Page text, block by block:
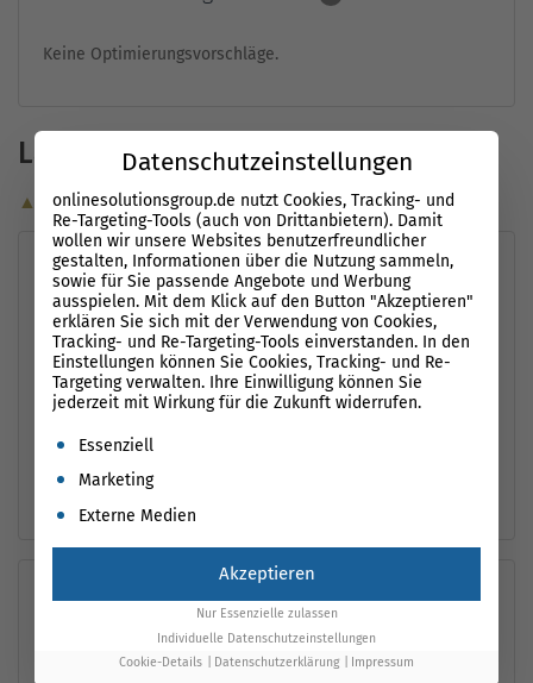
Keine Optimierungsvorschläge.
Ladezeiten (Mobile)
▲ Optimierungsvorschläge
Leistungsmessung i
First Contentful Paint 0,8 s Time to Interactive
Speed Index 0,8 s
Largest Contentful
Paint
Performance-Möglichkeiten i
Keine Optimierungsvorschläge.
Datenschutzeinstellungen
onlinesolutionsgroup.de nutzt Cookies, Tracking- und
Re-Targeting-Tools (auch von Drittanbietern). Damit
wollen wir unsere Websites benutzerfreundlicher
gestalten, Informationen über die Nutzung sammeln,
sowie für Sie passende Angebote und Werbung
ausspielen. Mit dem Klick auf den Button "Akzeptieren"
erklären Sie sich mit der Verwendung von Cookies,
Tracking- und Re-Targeting-Tools einverstanden. In den
Einstellungen können Sie Cookies, Tracking- und Re-
Targeting verwalten. Ihre Einwilligung können Sie
jederzeit mit Wirkung für die Zukunft widerrufen.
Es folgt eine Liste der Service-Gruppen, für die eine
Essenziell
Marketing
Externe Medien
Akzeptieren
Nur Essenzielle zulassen
Individuelle Datenschutzeinstellungen
Cookie-Details
Datenschutzerklärung Impressum